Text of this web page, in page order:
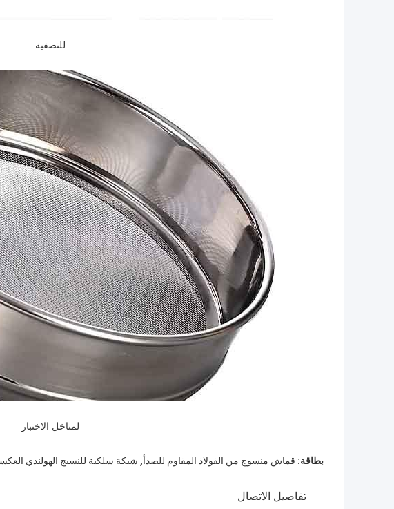
للتصفية
لمناخل الاختبار
بطاقة: قماش منسوج من الفولاذ المقاوم للصدأ, شبكة سلكية للنسيج الهولندي
تفاصيل الاتصال